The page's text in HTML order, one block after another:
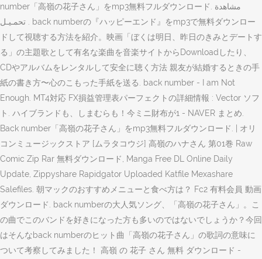
number「高嶺の花子さん」をmp3無料フルダウンロード. مشاهدة
تحمـيـل . back numberの『ハッピーエンド』をmp3で無料ダウンロー
ドして視聴する方法を紹介。映画「ぼくは明日、昨日のきみとデートす
る」の主題歌として有名な楽曲を音楽サイトからDownloadしたり、
CDやアルバムをレンタルして安全に聴く方法 親友が結婚するときの手
紙の書き方〜心のこもった手紙を送る. back number - I am Not
Enough. MT4対応 FX損益管理表パーフェクトの詳細情報 : Vector ソフ
ト. ハイブランドも、しまむらも！今ミニ財布が1 - NAVER まとめ.
Back number「高嶺の花子さん」をmp3無料フルダウンロード. | オリ
コンミュージックストア [ムラタコウジ] 高嶺のハナさん 第01巻 Raw
Comic Zip Rar 無料ダウンロード, Manga Free DL Online Daily
Update, Zippyshare Rapidgator Uploaded Katfile Mexashare
Salefiles. 朝マックのおすすめメニューと食べ方は？ Fc2 有料会員 動画
ダウンロード. back numberの大人気ソング、「高嶺の花子さん」。こ
の曲でこのバンドを好きになった方も多いのではないでしょうか？今回
はそんなback numberのヒット曲「高嶺の花子さん」の歌詞の意味に
ついて考察してみました！ 高嶺 の 花子 さん 無料 ダウンロード -